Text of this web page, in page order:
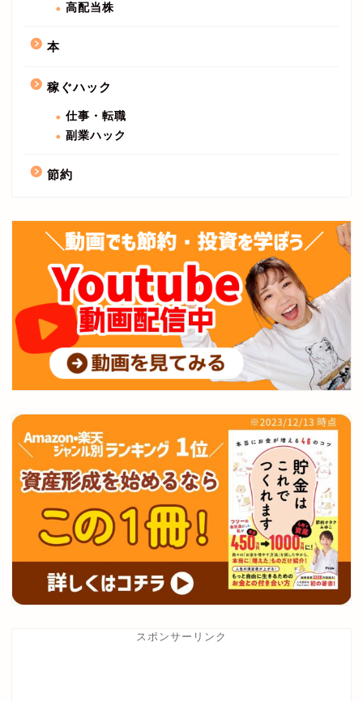
高配当株
本
稼ぐハック
仕事・転職
副業ハック
節約
スポンサーリンク